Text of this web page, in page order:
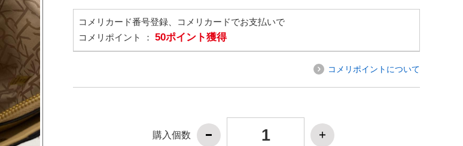
コメリカード番号登録、コメリカードでお支払いで
コメリポイント ： 50ポイント獲得
コメリポイントについて
購入個数